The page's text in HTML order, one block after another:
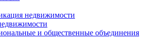
недвижимости
и общественные объединения